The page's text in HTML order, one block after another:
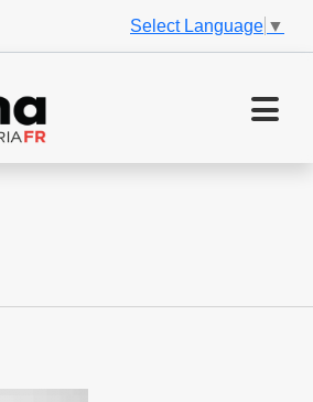
Select Language ▼